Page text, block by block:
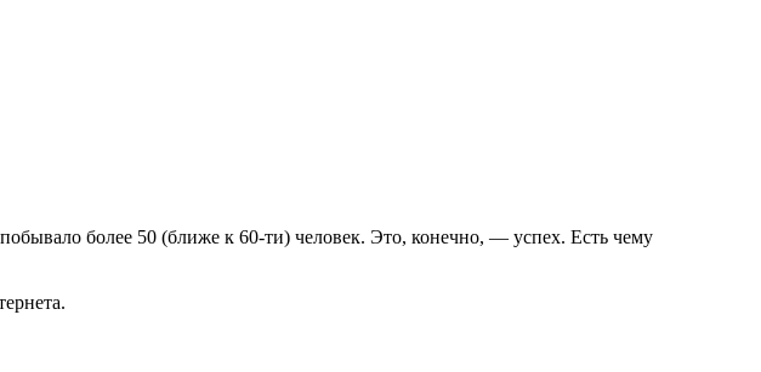
более 50 (ближе к 60-ти) человек. Это, конечно, — успех. Есть чему